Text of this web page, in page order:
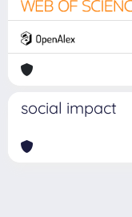
social impact